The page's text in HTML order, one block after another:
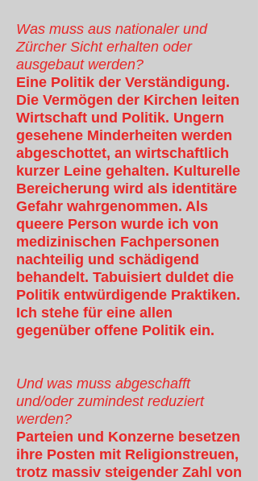
Was muss aus nationaler und
Zürcher Sicht erhalten oder
ausgebaut werden?
Eine Politik der Verständigung.
Die Vermögen der Kirchen leiten
Wirtschaft und Politik. Ungern
gesehene Minderheiten werden
abgeschottet, an wirtschaftlich
kurzer Leine gehalten. Kulturelle
Bereicherung wird als identitäre
Gefahr wahrgenommen. Als
queere Person wurde ich von
medizinischen Fachpersonen
nachteilig und schädigend
behandelt. Tabuisiert duldet die
Politik entwürdigende Praktiken.
Ich stehe für eine allen
gegenüber offene Politik ein.
Und was muss abgeschafft
und/oder zumindest reduziert
werden?
Parteien und Konzerne besetzen
ihre Posten mit Religionstreuen,
trotz massiv steigender Zahl von